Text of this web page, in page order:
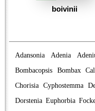
boivinii
Adansonia Adenia
Bombacopsis
Bombax
Chorisia
Cyphostemma
Dorstenia Euphorbia